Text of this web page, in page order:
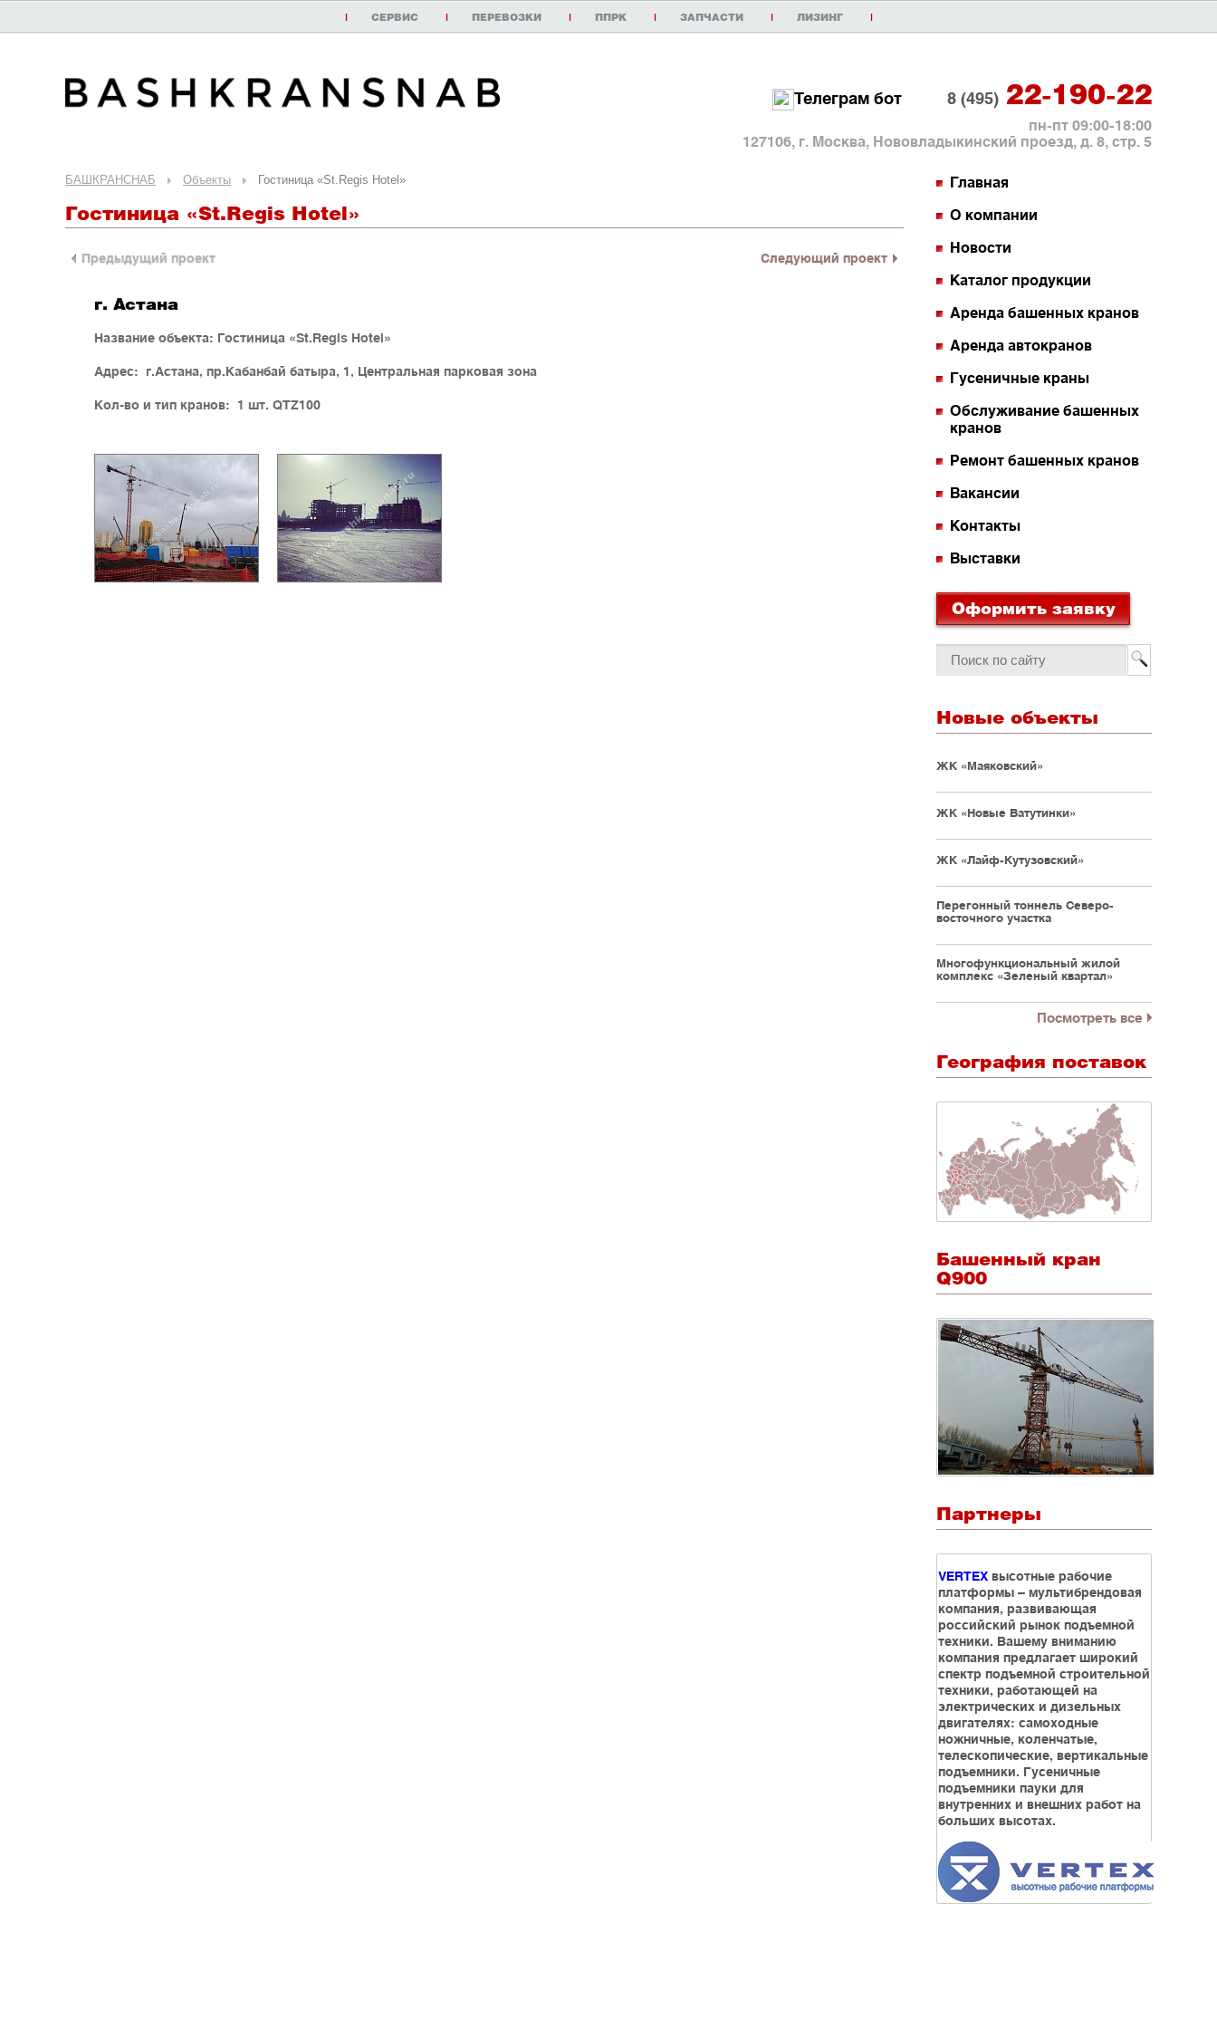
| СЕРВИС | ПЕРЕВОЗКИ | ППРК | ЗАПЧАСТИ | ЛИЗИНГ |
Телеграм бот 8 (495) 22-190-22
пн-пт 09:00-18:00
127106, г. Москва, Нововладыкинский проезд, д. 8, стр. 5
БАШКРАНСНАБ Объекты Гостиница «St.Regis Hotel»
Гостиница «St.Regis Hotel»
Предыдущий проект Следующий проект
г. Астана
Название объекта: Гостиница «St.Regis Hotel»
Адрес: г.Астана, пр.Кабанбай батыра, 1, Центральная парковая зона
Кол-во и тип кранов: 1 шт. QTZ100
Главная
О компании
Новости
Каталог продукции
Аренда башенных кранов
Аренда автокранов
Гусеничные краны
Обслуживание башенных
кранов
Ремонт башенных кранов
Вакансии
Контакты
Выставки
Оформить заявку
Новые объекты
ЖК «Маяковский»
ЖК «Новые Ватутинки»
ЖК «Лайф-Кутузовский»
Перегонный тоннель Северо-
восточного участка
Многофункциональный жилой
комплекс «Зеленый квартал»
Посмотреть все
География поставок
Башенный кран
Q900
Партнеры
VERTEX высотные рабочие
платформы – мультибрендовая
компания, развивающая
российский рынок подъемной
техники. Вашему вниманию
компания предлагает широкий
спектр подъемной строительной
техники, работающей на
электрических и дизельных
двигателях: самоходные
ножничные, коленчатые,
телескопические, вертикальные
подъемники. Гусеничные
подъемники пауки для
внутренних и внешних работ на
больших высотах.